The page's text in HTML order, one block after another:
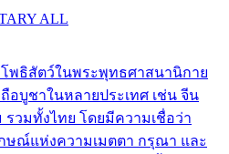
ALL
พธิสัตว์ในพระพุทธศาสนานิกาย
อบูชาในหลายประเทศ เช่น จีน
รวมทั้งไทย โดยมีความเชื่อว่า
ษณ์แห่งความเมตตา กรุณา และ